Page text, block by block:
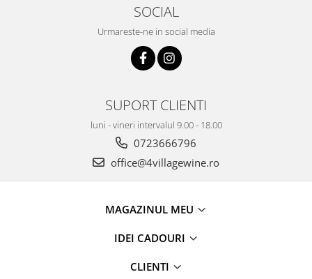
SOCIAL
Urmareste-ne in social media
SUPORT CLIENTI
luni - vineri intervalul 9.00 - 18.00
0723666796
office@4villagewine.ro
MAGAZINUL MEU
IDEI CADOURI
CLIENTI